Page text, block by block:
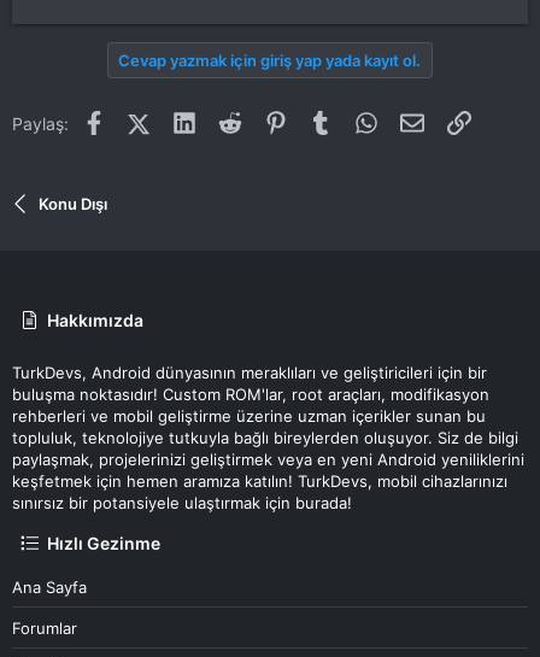
Cevap yazmak için giriş yap yada kayıt ol.
Paylaş: FacebookX (Twitter)
LinkedInReddit PinterestTumblr WhatsApp
E-postaLink
Konu Dışı
Hakkımızda
TurkDevs, Android dünyasının meraklıları ve geliştiricileri için bir
buluşma noktasıdır! Custom ROM'lar, root araçları, modifikasyon
rehberleri ve mobil geliştirme üzerine uzman içerikler sunan bu
topluluk, teknolojiye tutkuyla bağlı bireylerden oluşuyor. Siz de bilgi
paylaşmak, projelerinizi geliştirmek veya en yeni Android yeniliklerini
keşfetmek için hemen aramıza katılın! TurkDevs, mobil cihazlarınızı
sınırsız bir potansiyele ulaştırmak için burada!
Hızlı Gezinme
Ana Sayfa
Forumlar